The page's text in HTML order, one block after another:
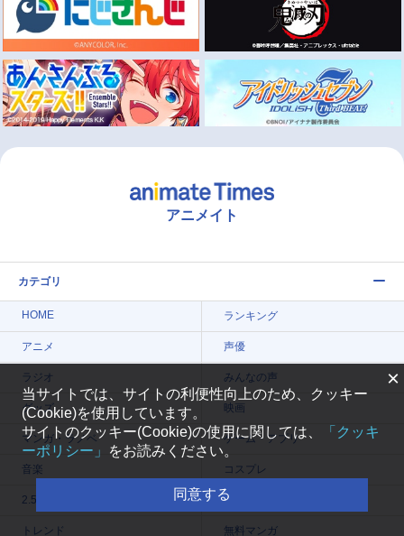
アニメイト
カテゴリ
HOME ランキング
アニメ 声優
ラジオ みんなの声
グッズ 映画
マンガ・ラノベ ゲーム・アプリ
音楽 コスプレ
2.5次元 配信・Vtuber
トレンド 無料マンガ
×
当サイトでは、サイトの利便性向上のため、クッキー
(Cookie)を使用しています。
サイトのクッキー(Cookie)の使用に関しては、
「クッキ
ーポリシー」
をお読みください。
同意する